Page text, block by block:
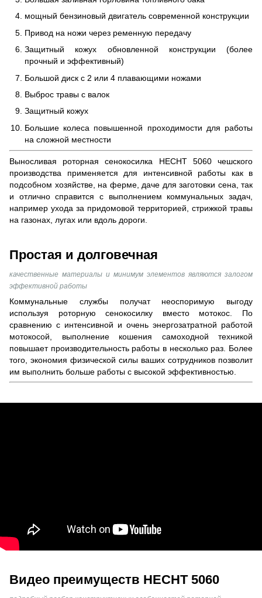
мощный бензиновый двигатель современной конструкции
Привод на ножи через ременную передачу
Защитный кожух обновленной конструкции (более
прочный и эффективный)
Большой диск с 2 или 4 плавающими ножами
Выброс травы с валок
Защитный кожух
Большие колеса повышенной проходимости для работы
на сложной местности
Выносливая роторная сенокосилка HECHT 5060 чешского
производства применяется для интенсивной работы как в
подсобном хозяйстве, на ферме, даче для заготовки сена, так
и отлично справится с выполнением коммунальных задач,
например ухода за придомовой территорией, стрижкой травы
на газонах, лугах или вдоль дороги.
Простая и долговечная
качественные материалы и минимум элементов являются залогом
эффективной работы
Коммунальные службы получат неоспоримую выгоду
используя роторную сенокосилку вместо мотокос. По
сравнению с интенсивной и очень энергозатратной работой
мотокосой, выполнение кошения самоходной техникой
повышает производительность работы в несколько раз. Более
того, экономия физической силы ваших сотрудников позволит
им выполнить больше работы с высокой эффективностью.
Видео преимуществ HECHT 5060